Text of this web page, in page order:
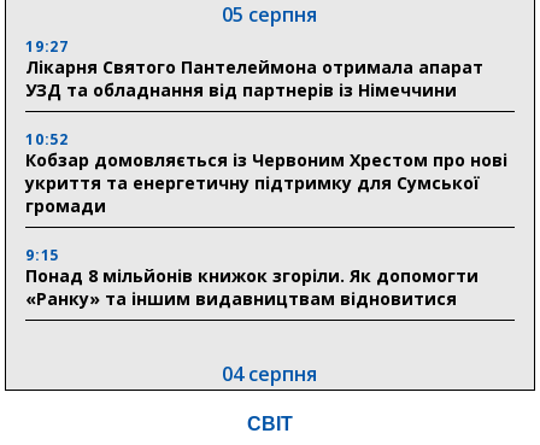
05 серпня
19:27
Лікарня Святого Пантелеймона отримала апарат
УЗД та обладнання від партнерів із Німеччини
10:52
Кобзар домовляється із Червоним Хрестом про нові
укриття та енергетичну підтримку для Сумської
громади
9:15
Понад 8 мільйонів книжок згоріли. Як допомогти
«Ранку» та іншим видавництвам відновитися
04 серпня
Пенсійний фонд Сумщини спрямував 0,2 млрд грн
СВІТ